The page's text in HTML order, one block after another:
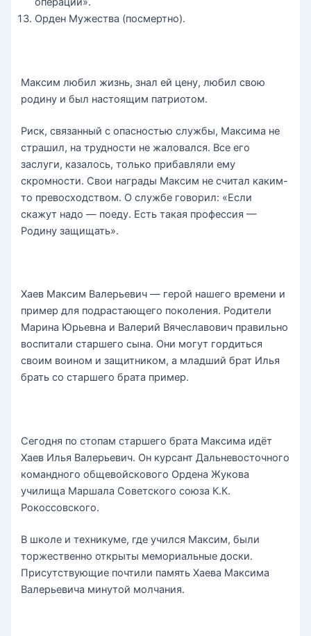
Орден Мужества (посмертно).
Максим любил жизнь, знал ей цену, любил свою
родину и был настоящим патриотом.
Риск, связанный с опасностью службы, Максима не
страшил, на трудности не жаловался. Все его
заслуги, казалось, только прибавляли ему
скромности. Свои награды Максим не считал каким-
то превосходством. О службе говорил: «Если
скажут надо — поеду. Есть такая профессия —
Родину защищать».
Хаев Максим Валерьевич — герой нашего времени и
пример для подрастающего поколения. Родители
Марина Юрьевна и Валерий Вячеславович правильно
воспитали старшего сына. Они могут гордиться
своим воином и защитником, а младший брат Илья
брать со старшего брата пример.
Сегодня по стопам старшего брата Максима идёт
Хаев Илья Валерьевич. Он курсант Дальневосточного
командного общевойскового Ордена Жукова
училища Маршала Советского союза К.К.
Рокоссовского.
В школе и техникуме, где учился Максим, были
торжественно открыты мемориальные доски.
Присутствующие почтили память Хаева Максима
Валерьевича минутой молчания.